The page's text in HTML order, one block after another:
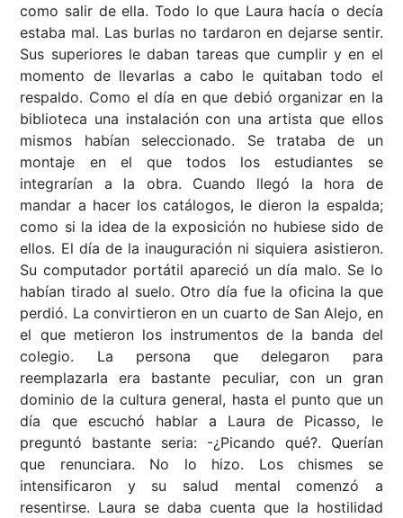
como salir de ella. Todo lo que Laura hacía o decía
estaba mal. Las burlas no tardaron en dejarse sentir.
Sus superiores le daban tareas que cumplir y en el
momento de llevarlas a cabo le quitaban todo el
respaldo. Como el día en que debió organizar en la
biblioteca una instalación con una artista que ellos
mismos habían seleccionado. Se trataba de un
montaje en el que todos los estudiantes se
integrarían a la obra. Cuando llegó la hora de
mandar a hacer los catálogos, le dieron la espalda;
como si la idea de la exposición no hubiese sido de
ellos. El día de la inauguración ni siquiera asistieron.
Su computador portátil apareció un día malo. Se lo
habían tirado al suelo. Otro día fue la oficina la que
perdió. La convirtieron en un cuarto de San Alejo, en
el que metieron los instrumentos de la banda del
colegio. La persona que delegaron para
reemplazarla era bastante peculiar, con un gran
dominio de la cultura general, hasta el punto que un
día que escuchó hablar a Laura de Picasso, le
preguntó bastante seria: -¿Picando qué?. Querían
que renunciara. No lo hizo. Los chismes se
intensificaron y su salud mental comenzó a
resentirse. Laura se daba cuenta que la hostilidad